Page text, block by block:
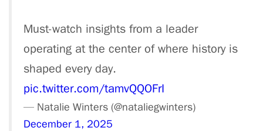
Must-watch insights from a leader
operating at the center of where history is
shaped every day.
pic.twitter.com/tamvQQOFrI
— Natalie Winters (@nataliegwinters)
December 1, 2025